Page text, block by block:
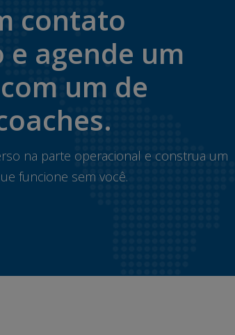
contato
e agende um
um de
na parte operacional e construa um
funcione sem você.